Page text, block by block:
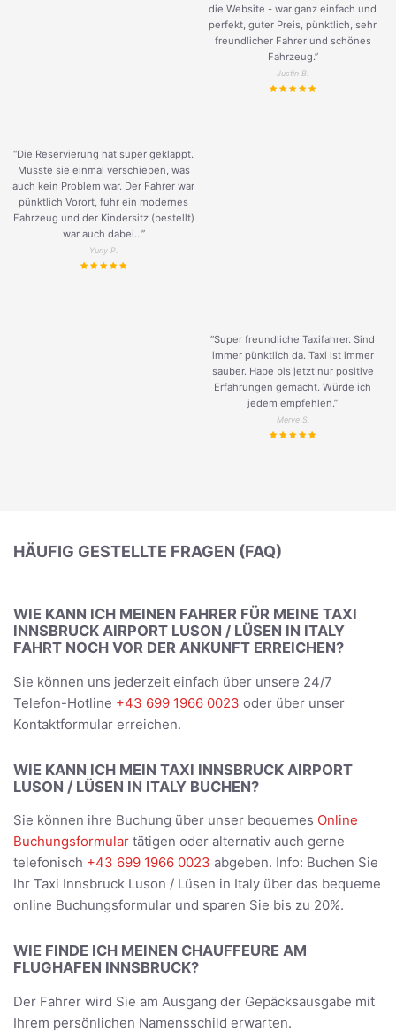
die Website - war ganz einfach und
perfekt, guter Preis, pünktlich, sehr
freundlicher Fahrer und schönes
Fahrzeug.”
Justin B.
“Die Reservierung hat super geklappt.
Musste sie einmal verschieben, was
auch kein Problem war. Der Fahrer war
pünktlich Vorort, fuhr ein modernes
Fahrzeug und der Kindersitz (bestellt)
war auch dabei...”
Yuriy P.
“Super freundliche Taxifahrer. Sind
immer pünktlich da. Taxi ist immer
sauber. Habe bis jetzt nur positive
Erfahrungen gemacht. Würde ich
jedem empfehlen.”
Merve S.
HÄUFIG GESTELLTE FRAGEN (FAQ)
WIE KANN ICH MEINEN FAHRER FÜR MEINE TAXI
INNSBRUCK AIRPORT LUSON / LÜSEN IN ITALY
FAHRT NOCH VOR DER ANKUNFT ERREICHEN?
Sie können uns jederzeit einfach über unsere 24/7
Telefon-Hotline +43 699 1966 0023 oder über unser
Kontaktformular erreichen.
WIE KANN ICH MEIN TAXI INNSBRUCK AIRPORT
LUSON / LÜSEN IN ITALY BUCHEN?
Sie können ihre Buchung über unser bequemes Online
Buchungsformular tätigen oder alternativ auch gerne
telefonisch +43 699 1966 0023 abgeben. Info: Buchen Sie
Ihr Taxi Innsbruck Luson / Lüsen in Italy über das bequeme
online Buchungsformular und sparen Sie bis zu 20%.
WIE FINDE ICH MEINEN CHAUFFEURE AM
FLUGHAFEN INNSBRUCK?
Der Fahrer wird Sie am Ausgang der Gepäcksausgabe mit
Ihrem persönlichen Namensschild erwarten.